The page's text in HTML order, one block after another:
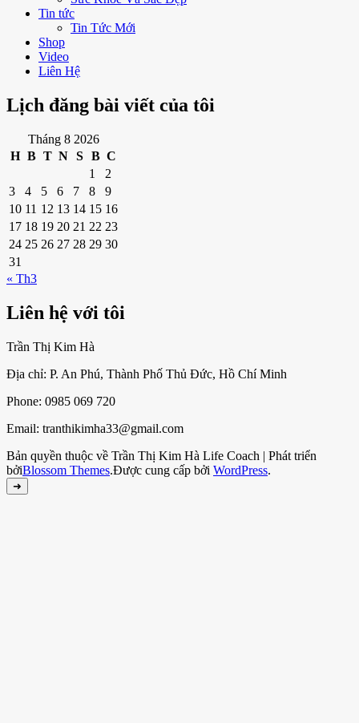
Tin tức
Tin Tức Mới
Shop
Video
Liên Hệ
Lịch đăng bài viết của tôi
Tháng 8 2026
H B T N S B C
1
2
3
4 5 6 7 8
9
10 11 12 13 14 15 16
17 18 19 20 21 22 23
24 25 26 27 28 29 30
31
« Th3
Liên hệ với tôi
Trần Thị Kim Hà
Địa chỉ: P. An Phú, Thành Phố Thủ Đức, Hồ Chí Minh
Phone: 0985 069 720
Email: tranthikimha33@gmail.com
Bản quyền thuộc về Trần Thị Kim Hà Life Coach | Phát triển
bởiBlossom Themes.Được cung cấp bởi WordPress.
➜